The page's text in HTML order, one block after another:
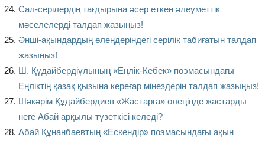
Сал-серілердің тағдырына әсер еткен әлеуметтік
мәселелерді талдап жазыңыз!
Әнші-ақындардың өлеңдеріндегі серілік табиғатын талдап
жазыңыз!
Ш. Құдайбердіұлының «Еңлік-Кебек» поэмасындағы
Еңліктің қазақ қызына кереғар мінездерін талдап жазыңыз!
Шәкәрім Құдайбердиев «Жастарға» өлеңінде жастарды
неге Абай арқылы түзеткісі келеді?
Абай Құнанбаевтың «Ескендір» поэмасындағы ақын